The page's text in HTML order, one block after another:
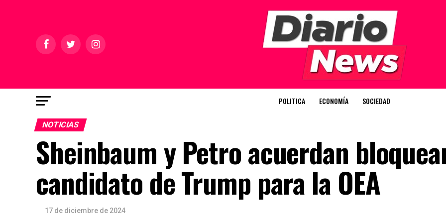
POLITICA ECONOMÍA SOCIEDAD
NOTICIAS
Sheinbaum y Petro acuerdan
candidato de Trump para la OEA
17 de diciembre de 2024